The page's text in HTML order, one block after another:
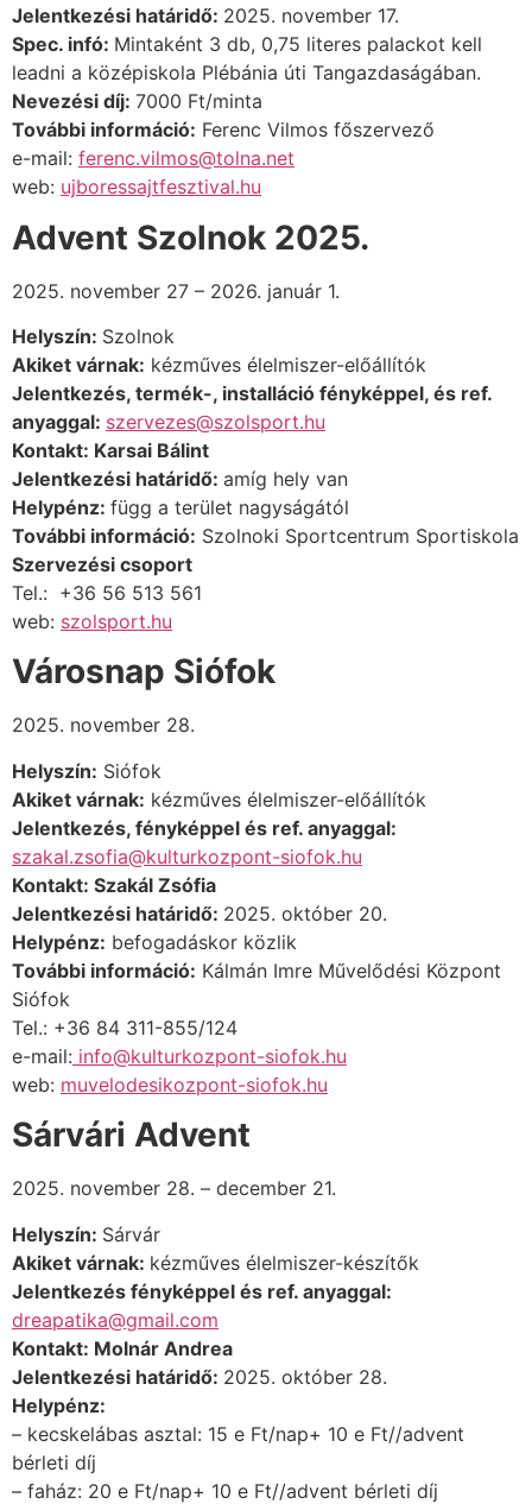
Jelentkezési határidő: 2025. november 17.
Spec. infó: Mintaként 3 db, 0,75 literes palackot kell
leadni a középiskola Plébánia úti Tangazdaságában.
Nevezési díj: 7000 Ft/minta
További információ: Ferenc Vilmos főszervező
e-mail: ferenc.vilmos@tolna.net
web: ujboressajtfesztival.hu
Advent Szolnok 2025.
2025. november 27 – 2026. január 1.
Helyszín: Szolnok
Akiket várnak: kézműves élelmiszer-előállítók
Jelentkezés, termék-, installáció fényképpel, és ref.
anyaggal: szervezes@szolsport.hu
Kontakt: Karsai Bálint
Jelentkezési határidő: amíg hely van
Helypénz: függ a terület nagyságától
További információ: Szolnoki Sportcentrum Sportiskola
Szervezési csoport
Tel.: +36 56 513 561
web: szolsport.hu
Városnap Siófok
2025. november 28.
Helyszín: Siófok
Akiket várnak: kézműves élelmiszer-előállítók
Jelentkezés, fényképpel és ref. anyaggal:
szakal.zsofia@kulturkozpont-siofok.hu
Kontakt: Szakál Zsófia
Jelentkezési határidő: 2025. október 20.
Helypénz: befogadáskor közlik
További információ: Kálmán Imre Művelődési Központ
Siófok
Tel.: +36 84 311-855/124
e-mail: info@kulturkozpont-siofok.hu
web: muvelodesikozpont-siofok.hu
Sárvári Advent
2025. november 28. – december 21.
Helyszín: Sárvár
Akiket várnak: kézműves élelmiszer-készítők
Jelentkezés fényképpel és ref. anyaggal:
dreapatika@gmail.com
Kontakt: Molnár Andrea
Jelentkezési határidő: 2025. október 28.
Helypénz:
– kecskelábas asztal: 15 e Ft/nap+ 10 e Ft//advent
bérleti díj
– faház: 20 e Ft/nap+ 10 e Ft//advent bérleti díj